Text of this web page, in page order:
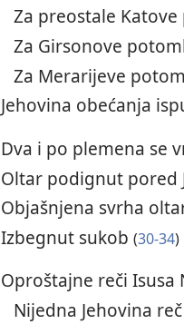
Za preostale
Za Girsonove
Za Merarijeve
Jehovina obećanja
Dva i po plemena se
Oltar podignut pored
Objašnjena svrha
Izbegnut sukob (30-34)
Oproštajne reči Isusa
Nijedna Jehovina